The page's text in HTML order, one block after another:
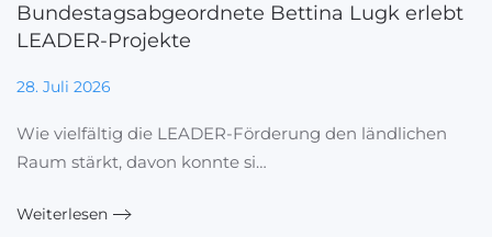
Bundestagsabgeordnete Bettina Lugk erlebt
LEADER-Projekte
28. Juli 2026
Wie vielfältig die LEADER-Förderung den ländlichen
Raum stärkt, davon konnte si…
Weiterlesen